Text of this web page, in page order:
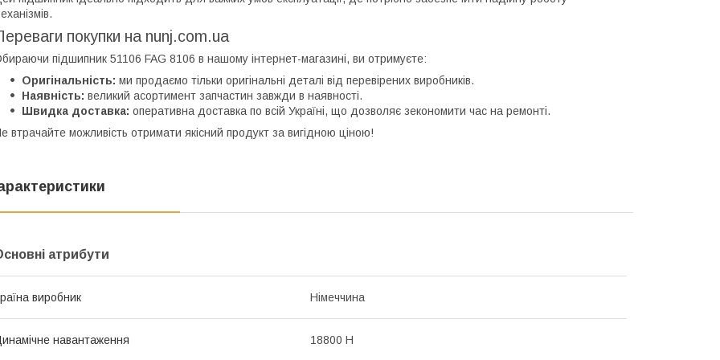
покупки на nunj.com.ua
підшипник 51106 FAG 8106 в нашому інтернет-магазині, ви отримуєте:
Оригінальність: ми продаємо тільки оригінальні деталі від перевірених виробників.
Наявність: великий асортимент запчастин завжди в наявності.
Швидка доставка: оперативна доставка по всій Україні, що дозволяє зекономити час на ремонті.
втрачайте можливість отримати якісний продукт за вигідною ціною!
атрибути
виробник Німеччина
навантаження 18800 Н